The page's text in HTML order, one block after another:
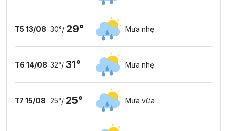
T5 13/08 30°/ 29° Mưa nhẹ
T6 14/08 32°/ 31° Mưa nhẹ
T7 15/08 25°/ 25° Mưa vừa